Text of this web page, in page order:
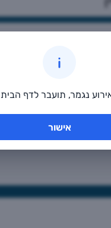
אמנות מחשבים
נגמר, תועבר לדף הבית
אישור